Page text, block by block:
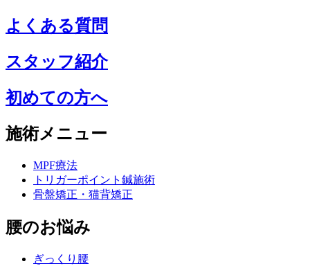
よくある質問
スタッフ紹介
初めての方へ
施術メニュー
MPF療法
トリガーポイント鍼施術
骨盤矯正・猫背矯正
腰のお悩み
ぎっくり腰